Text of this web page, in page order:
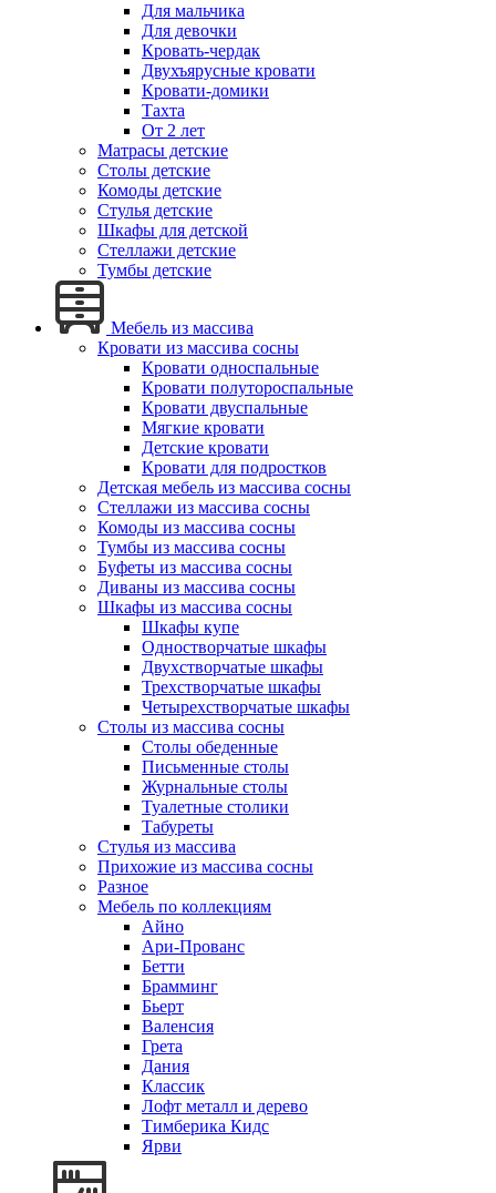
Для мальчика
Для девочки
Кровать-чердак
Двухъярусные кровати
Кровати-домики
Тахта
От 2 лет
Матрасы детские
Столы детские
Комоды детские
Стулья детские
Шкафы для детской
Стеллажи детские
Тумбы детские
Мебель из массива
Кровати из массива сосны
Кровати односпальные
Кровати полутороспальные
Кровати двуспальные
Мягкие кровати
Детские кровати
Кровати для подростков
Детская мебель из массива сосны
Стеллажи из массива сосны
Комоды из массива сосны
Тумбы из массива сосны
Буфеты из массива сосны
Диваны из массива сосны
Шкафы из массива сосны
Шкафы купе
Одностворчатые шкафы
Двухстворчатые шкафы
Трехстворчатые шкафы
Четырехстворчатые шкафы
Столы из массива сосны
Столы обеденные
Письменные столы
Журнальные столы
Туалетные столики
Табуреты
Стулья из массива
Прихожие из массива сосны
Разное
Мебель по коллекциям
Айно
Ари-Прованс
Бетти
Брамминг
Бьерт
Валенсия
Грета
Дания
Классик
Лофт металл и дерево
Тимберика Кидс
Ярви